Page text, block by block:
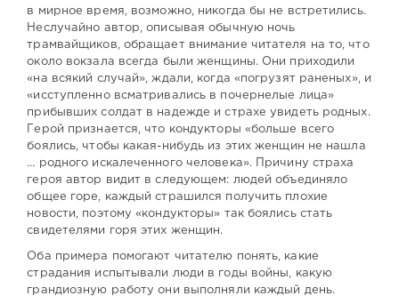
в мирное время, возможно, никогда бы не встретились.
Неслучайно автор, описывая обычную ночь
трамвайщиков, обращает внимание читателя на то, что
около вокзала всегда были женщины. Они приходили
«на всякий случай», ждали, когда «погрузят раненых», и
«исступленно всматривались в почернелые лица»
прибывших солдат в надежде и страхе увидеть родных.
Герой признается, что кондукторы «больше всего
боялись, чтобы какая-нибудь из этих женщин не нашла
… родного искалеченного человека». Причину страха
героя автор видит в следующем: людей объединяло
общее горе, каждый страшился получить плохие
новости, поэтому «кондукторы» так боялись стать
свидетелями горя этих женщин.
Оба примера помогают читателю понять, какие
страдания испытывали люди в годы войны, какую
грандиозную работу они выполняли каждый день.